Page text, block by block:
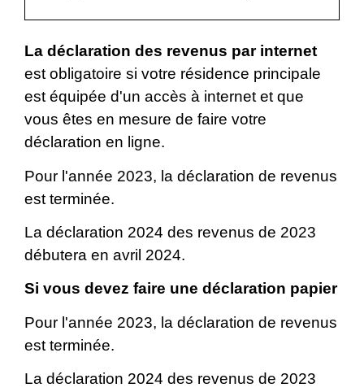
La déclaration des revenus par internet
est obligatoire si votre résidence principale
est équipée d'un accès à internet et que
vous êtes en mesure de faire votre
déclaration en ligne.
Pour l'année 2023, la déclaration de revenus
est terminée.
La déclaration 2024 des revenus de 2023
débutera en avril 2024.
Si vous devez faire une déclaration papier
Pour l'année 2023, la déclaration de revenus
est terminée.
La déclaration 2024 des revenus de 2023